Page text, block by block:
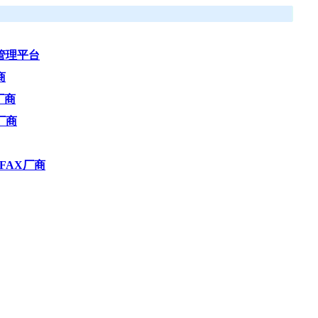
理平台
商
商
厂商